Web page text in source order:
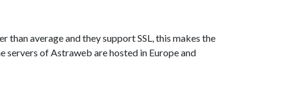
average and they support SSL, this makes the
servers of Astraweb are hosted in Europe and